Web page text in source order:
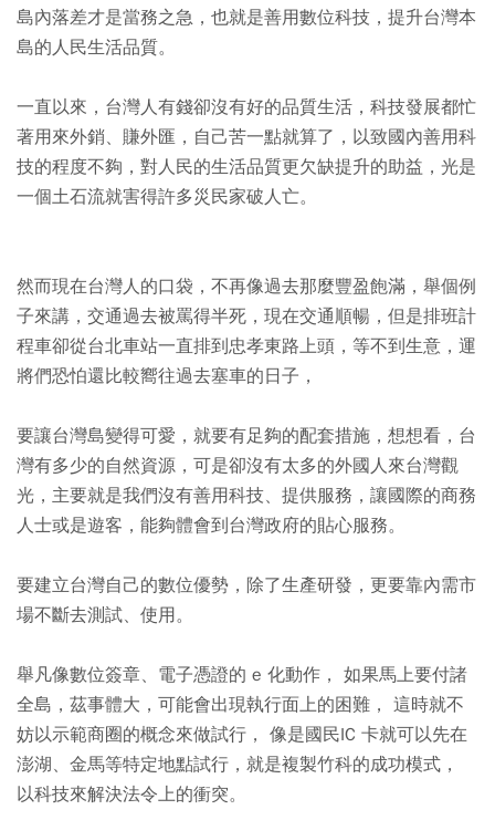
島內落差才是當務之急，也就是善用數位科技，提升台灣本
島的人民生活品質。
一直以來，台灣人有錢卻沒有好的品質生活，科技發展都忙
著用來外銷、賺外匯，自己苦一點就算了，以致國內善用科
技的程度不夠，對人民的生活品質更欠缺提升的助益，光是
一個土石流就害得許多災民家破人亡。
然而現在台灣人的口袋，不再像過去那麼豐盈飽滿，舉個例
子來講，交通過去被罵得半死，現在交通順暢，但是排班計
程車卻從台北車站一直排到忠孝東路上頭，等不到生意，運
將們恐怕還比較嚮往過去塞車的日子，
要讓台灣島變得可愛，就要有足夠的配套措施，想想看，台
灣有多少的自然資源，可是卻沒有太多的外國人來台灣觀
光，主要就是我們沒有善用科技、提供服務，讓國際的商務
人士或是遊客，能夠體會到台灣政府的貼心服務。
要建立台灣自己的數位優勢，除了生產研發，更要靠內需市
場不斷去測試、使用。
舉凡像數位簽章、電子憑證的 e 化動作， 如果馬上要付諸
全島，茲事體大，可能會出現執行面上的困難， 這時就不
妨以示範商圈的概念來做試行， 像是國民IC 卡就可以先在
澎湖、金馬等特定地點試行，就是複製竹科的成功模式，
以科技來解決法令上的衝突。